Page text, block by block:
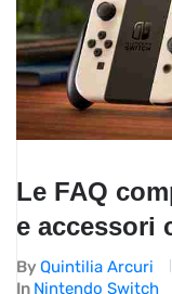
Le FAQ
e accessori
By Quintilia Arcuri
In Nintendo Switch